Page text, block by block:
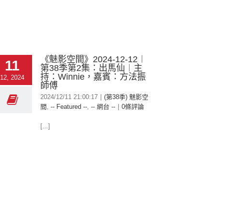
11
12, 2024
《魅影空間》2024-12-12︱
第38季第2集：出馬仙︱主
持：Winnie，嘉賓：方法振
師傅
2024/12/11 21:00:17
(第38季) 魅影空
間 , -- Featured --, -- 網台 -- 0條評論
[...]